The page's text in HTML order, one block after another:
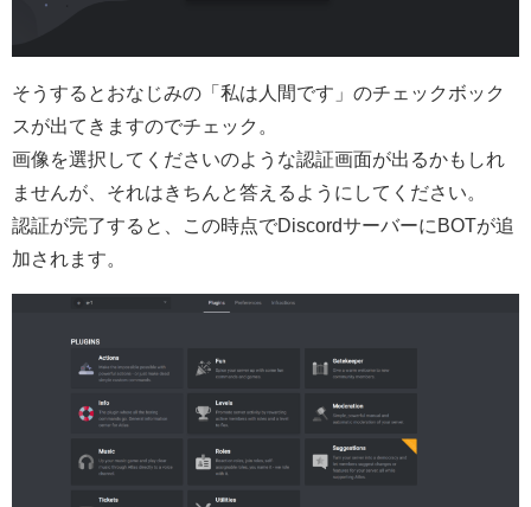
そうするとおなじみの「私は人間です」のチェックボック
スが出てきますのでチェック。
画像を選択してくださいのような認証画面が出るかもしれ
ませんが、それはきちんと答えるようにしてください。
認証が完了すると、この時点でDiscordサーバーにBOTが追
加されます。